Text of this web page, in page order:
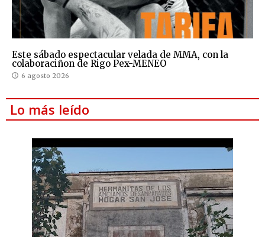
Este sábado espectacular velada de MMA, con la
colaboraciñon de Rigo Pex-MENEO
6 agosto 2026
Lo más leído